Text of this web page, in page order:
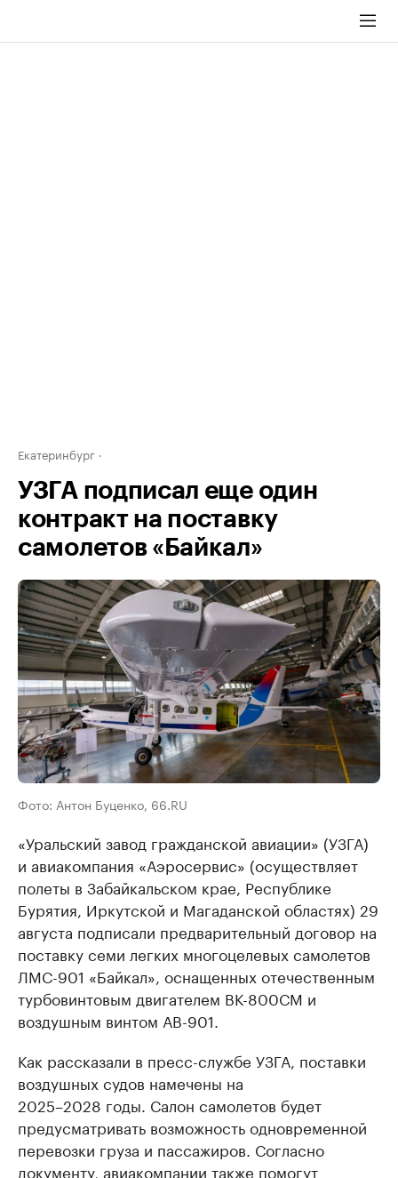
Екатеринбург
УЗГА подписал еще один
контракт на поставку
самолетов «Байкал»
Фото: Антон Буценко, 66.RU
«Уральский завод гражданской авиации» (УЗГА)
и авиакомпания «Аэросервис» (осуществляет
полеты в Забайкальском крае, Республике
Бурятия, Иркутской и Магаданской областях) 29
августа подписали предварительный договор на
поставку семи легких многоцелевых самолетов
ЛМС-901 «Байкал», оснащенных отечественным
турбовинтовым двигателем ВК-800СМ и
воздушным винтом АВ-901.
Как рассказали в пресс-службе УЗГА, поставки
воздушных судов намечены на
2025–2028 годы. Салон самолетов будет
предусматривать возможность одновременной
перевозки груза и пассажиров. Согласно
документу, авиакомпании также помогут